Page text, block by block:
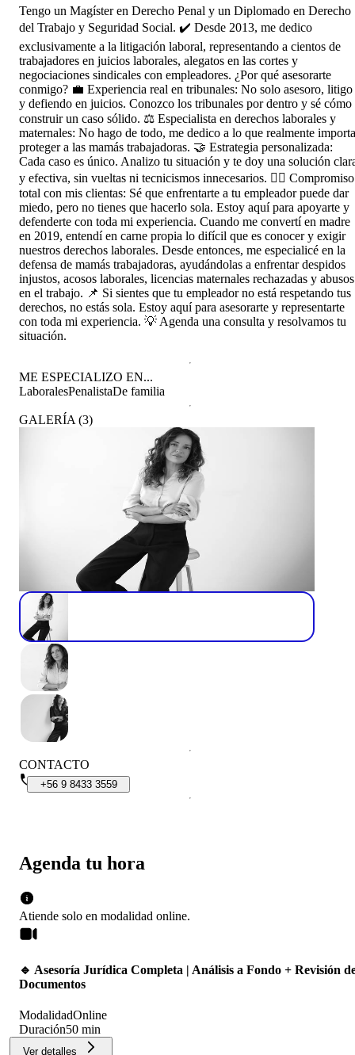
Agenda tu hora
Atiende solo en modalidad online.
🔹 Asesoría Jurídica Completa | Análisis a Fondo + Revisión
Documentos
ModalidadOnline
Duración50 min
Ver detalles
Tengo un Magíster en Derecho Penal y un Diplomado en Derecho
del Trabajo y Seguridad Social. ✔️ Desde 2013, me dedico
exclusivamente a la litigación laboral, representando a cientos de
trabajadores en juicios laborales, alegatos en las cortes y
negociaciones sindicales con empleadores. ¿Por qué asesorarte
conmigo? 💼 Experiencia real en tribunales: No solo asesoro, litigo
y defiendo en juicios. Conozco los tribunales por dentro y sé cómo
construir un caso sólido. ⚖️ Especialista en derechos laborales y
maternales: No hago de todo, me dedico a lo que realmente
proteger a las mamás trabajadoras. 🤝 Estrategia personalizada:
Cada caso es único. Analizo tu situación y te doy una solución
y efectiva, sin vueltas ni tecnicismos innecesarios. 👩‍⚖️ Compromiso
total con mis clientas: Sé que enfrentarte a tu empleador puede dar
miedo, pero no tienes que hacerlo sola. Estoy aquí para apoyarte y
defenderte con toda mi experiencia. Cuando me convertí en madre
en 2019, entendí en carne propia lo difícil que es conocer y exigir
nuestros derechos laborales. Desde entonces, me especialicé en la
defensa de mamás trabajadoras, ayudándolas a enfrentar despidos
injustos, acosos laborales, licencias maternales rechazadas y abusos
en el trabajo. 📌 Si sientes que tu empleador no está respetando tus
derechos, no estás sola. Estoy aquí para asesorarte y representarte
con toda mi experiencia. 💡 Agenda una consulta y resolvamos tu
situación.
ME ESPECIALIZO EN...
LaboralesPenalistaDe familia
GALERÍA (3)
CONTACTO
+56 9 8433 3559